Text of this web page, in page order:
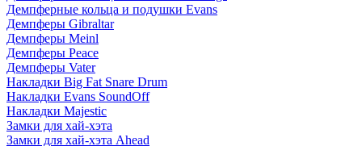
Демпферные кольца и подушки Evans
Демпферы Gibraltar
Демпферы Meinl
Демпферы Peace
Демпферы Vater
Накладки Big Fat Snare Drum
Накладки Evans SoundOff
Накладки Majestic
Замки для хай-хэта
Замки для хай-хэта Ahead